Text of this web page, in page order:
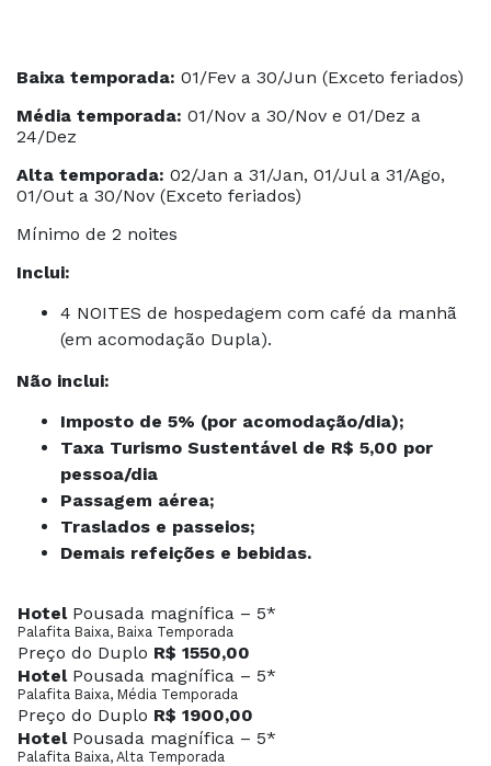
Baixa temporada: 01/Fev a 30/Jun (Exceto feriados)
Média temporada: 01/Nov a 30/Nov e 01/Dez a
24/Dez
Alta temporada: 02/Jan a 31/Jan, 01/Jul a 31/Ago,
01/Out a 30/Nov (Exceto feriados)
Mínimo de 2 noites
Inclui:
4 NOITES de hospedagem com café da manhã
(em acomodação Dupla).
Não inclui:
Imposto de 5% (por acomodação/dia);
Taxa Turismo Sustentável de R$ 5,00 por
pessoa/dia
Passagem aérea;
Traslados e passeios;
Demais refeições e bebidas.
Hotel Pousada magnífica – 5*
Palafita Baixa, Baixa Temporada
Preço do Duplo R$ 1550,00
Hotel Pousada magnífica – 5*
Palafita Baixa, Média Temporada
Preço do Duplo R$ 1900,00
Hotel Pousada magnífica – 5*
Palafita Baixa, Alta Temporada